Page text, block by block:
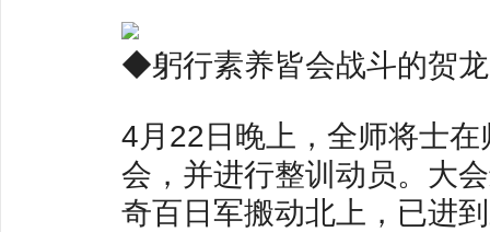
◆躬行素养皆会战斗的贺
4月22日晚上，全师将士
会，并进行整训动员。大
奇百日军搬动北上，已进